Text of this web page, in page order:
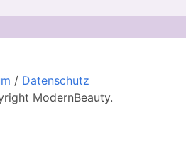
/ Datenschutz
ModernBeauty.